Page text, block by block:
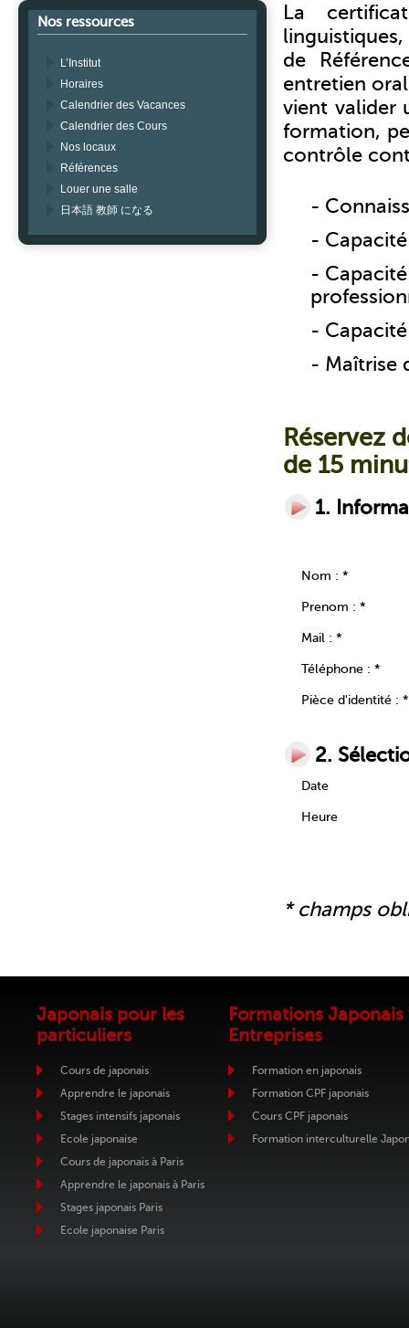
Nos ressources
L’Institut
Horaires
Calendrier des Vacances
Calendrier des Cours
Nos locaux
Références
Louer une salle
日本語 教師 になる
La
de
entretien
vient valider
formation,
contrôle
-
-
-
-
- Maîtrise
Réservez
de 15
1.
Nom : *
Prenom : *
Mail : *
Téléphone : *
Pièce d'identité : *
2.
Date
Heure
* champs
Japonais pour les
particuliers
Cours de japonais
Apprendre le japonais
Stages intensifs japonais
Ecole japonaise
Cours de japonais à Paris
Apprendre le japonais à Paris
Stages japonais Paris
Ecole japonaise Paris
Formations Japonais
Entreprises
Formation en japonais
Formation CPF japonais
Cours CPF japonais
Formation interculturelle